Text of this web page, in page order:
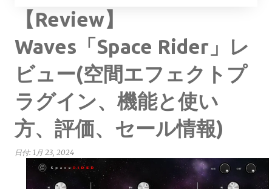
【Review】
Waves「Space Rider」レ
ビュー(空間エフェクトプ
ラグイン、機能と使い
方、評価、セール情報)
日付: 1月 23, 2024